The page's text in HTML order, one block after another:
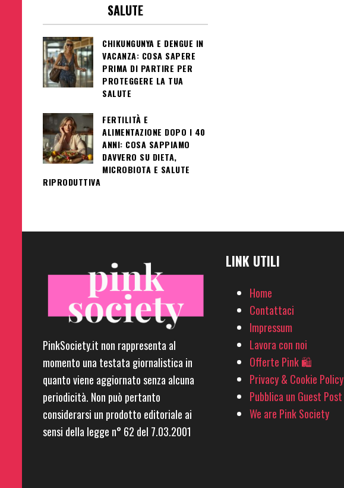
SALUTE
CHIKUNGUNYA E DENGUE IN
VACANZA: COSA SAPERE
PRIMA DI PARTIRE PER
PROTEGGERE LA TUA
SALUTE
FERTILITÀ E
ALIMENTAZIONE DOPO I 40
ANNI: COSA SAPPIAMO
DAVVERO SU DIETA,
MICROBIOTA E SALUTE
RIPRODUTTIVA
PinkSociety.it non rappresenta al
momento una testata giornalistica in
quanto viene aggiornato senza alcuna
periodicità. Non può pertanto
considerarsi un prodotto editoriale ai
sensi della legge n° 62 del 7.03.2001
LINK UTILI
Home
Contattaci
Impressum
Lavora con noi
Offerte Pink 🛍
Privacy & Cookie Policy
Pubblica un Guest Post
We are Pink Society